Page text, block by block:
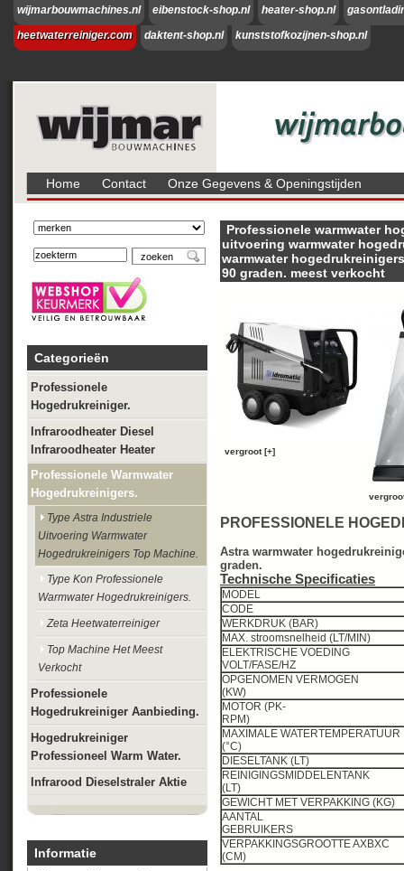
wijmarbouwmachines.nl eibenstock-shop.nl heater-shop.nl
heetwaterreiniger.com
daktent-shop.nl kunststofkozijnen-shop.nl
Home Contact Onze Gegevens & Openingstijden
Categorieën
Professionele
Hogedrukreiniger.
Infraroodheater Diesel
Infraroodheater Heater
Professionele Warmwater
Hogedrukreinigers.
Type Astra Industriele
Uitvoering Warmwater
Hogedrukreinigers Top Machine.
Type Kon Professionele
Warmwater Hogedrukreinigers.
Zeta Heetwaterreiniger
Top Machine Het Meest
Verkocht
Professionele
Hogedrukreiniger Aanbieding.
Hogedrukreiniger
Professioneel Warm Water.
Infrarood Dieselstraler Aktie
Informatie
Professionele warmwater
uitvoering warmwater
warmwater
90 graden. meest verkocht
vergroot [+]
PROFESSIONELE
Astra warmwater
graden.
Technische Specificaties
MODEL
CODE
WERKDRUK
MAX. stroomsnelheid
ELEKTRISCHE VOEDING
VOLT/FASE/HZ
OPGENOMEN VERMOGEN
(KW)
MOTOR (PK-
RPM)
MAXIMALE WATERTEMPERATUUR
(°C)
DIESELTANK (LT)
REINIGINGSMIDDELENTANK
(LT)
GEWICHT MET
AANTAL
VERPAKKINGSGROOTTE AXBXC
(CM)